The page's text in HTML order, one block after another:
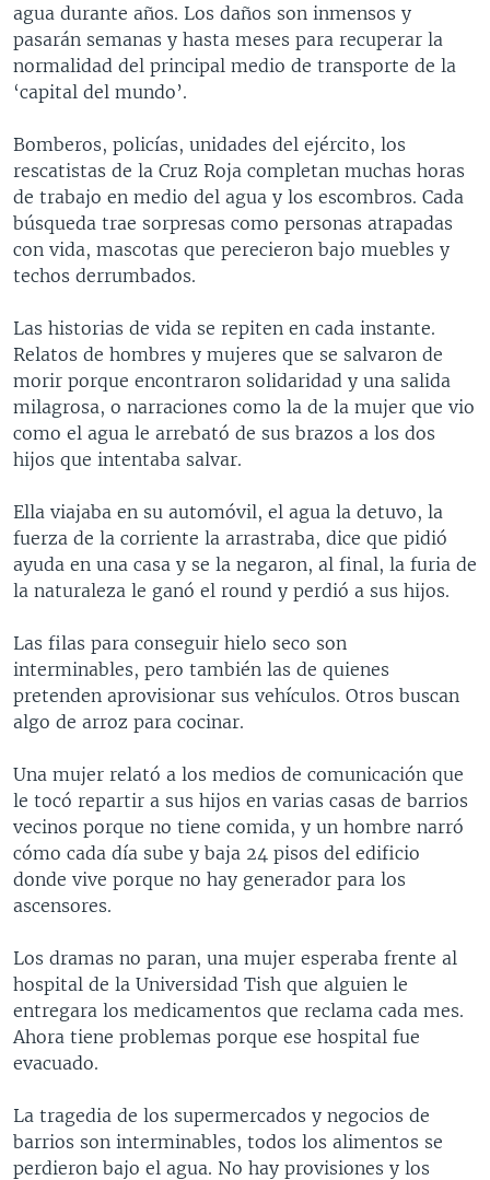
agua durante años. Los daños son inmensos y
pasarán semanas y hasta meses para recuperar la
normalidad del principal medio de transporte de la
‘capital del mundo’.
Bomberos, policías, unidades del ejército, los
rescatistas de la Cruz Roja completan muchas horas
de trabajo en medio del agua y los escombros. Cada
búsqueda trae sorpresas como personas atrapadas
con vida, mascotas que perecieron bajo muebles y
techos derrumbados.
Las historias de vida se repiten en cada instante.
Relatos de hombres y mujeres que se salvaron de
morir porque encontraron solidaridad y una salida
milagrosa, o narraciones como la de la mujer que vio
como el agua le arrebató de sus brazos a los dos
hijos que intentaba salvar.
Ella viajaba en su automóvil, el agua la detuvo, la
fuerza de la corriente la arrastraba, dice que pidió
ayuda en una casa y se la negaron, al final, la furia de
la naturaleza le ganó el round y perdió a sus hijos.
Las filas para conseguir hielo seco son
interminables, pero también las de quienes
pretenden aprovisionar sus vehículos. Otros buscan
algo de arroz para cocinar.
Una mujer relató a los medios de comunicación que
le tocó repartir a sus hijos en varias casas de barrios
vecinos porque no tiene comida, y un hombre narró
cómo cada día sube y baja 24 pisos del edificio
donde vive porque no hay generador para los
ascensores.
Los dramas no paran, una mujer esperaba frente al
hospital de la Universidad Tish que alguien le
entregara los medicamentos que reclama cada mes.
Ahora tiene problemas porque ese hospital fue
evacuado.
La tragedia de los supermercados y negocios de
barrios son interminables, todos los alimentos se
perdieron bajo el agua. No hay provisiones y los